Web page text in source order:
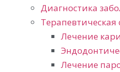
Диагностика
Терапевтическая
Лечение
Лечение